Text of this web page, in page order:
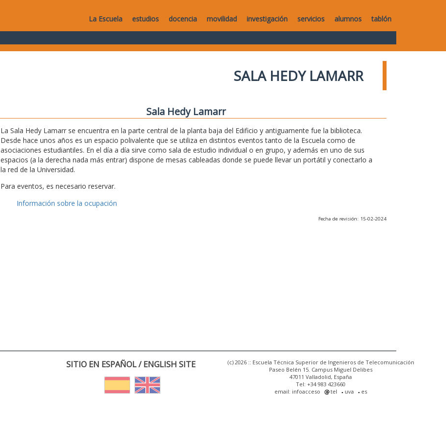
La Escuela estudios docencia movilidad investigación servicios alumnos tablón
SALA HEDY LAMARR
Sala Hedy Lamarr
La Sala Hedy Lamarr se encuentra en la parte central de la planta baja del Edificio y antiguamente fue la biblioteca.
Desde hace unos años es un espacio polivalente que se utiliza en distintos eventos tanto de la Escuela como de
asociaciones estudiantiles. En el día a día sirve como sala de estudio individual o en grupo, y además en uno de sus
espacios (a la derecha nada más entrar) dispone de mesas cableadas donde se puede llevar un portátil y conectarlo a
la red de la Universidad.
Para eventos, es necesario reservar.
Información sobre la ocupación
Fecha de revisión: 15-02-2024
SITIO EN ESPAÑOL / ENGLISH SITE
(c) 2026 :: Escuela Técnica Superior de Ingenieros de Telecomunicación
Paseo Belén 15. Campus Miguel Delibes
47011 Valladolid, España
Tel: +34 983 423660
email: infoacceso
tel uva es